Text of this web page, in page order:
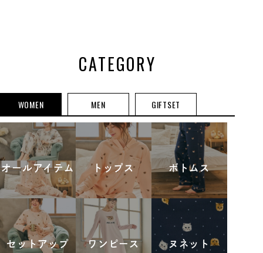
CATEGORY
WOMEN MEN GIFTSET
オールアイテム トップス ボトムス
セットアップ ワンピース
ヌネット